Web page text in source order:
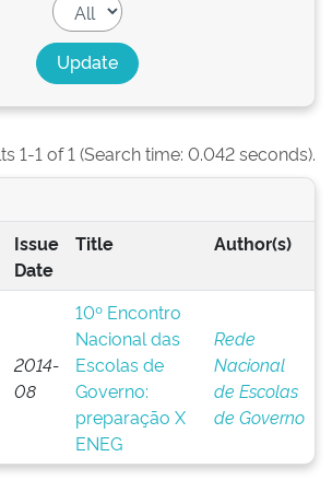
1-1 of 1 (Search time: 0.042 seconds).
Issue
Date
Title Author(s)
2014-
08
10º Encontro
Nacional das
Escolas de
Governo:
preparação X
ENEG
Rede
Nacional
de Escolas
de Governo